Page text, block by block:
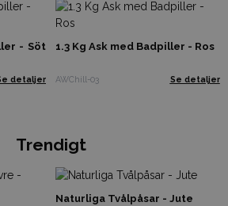
- Söt
detaljer
1.3 Kg Ask med Badpiller - Ros
AWChill-03 Se detaljer
Trendigt
Naturliga Tvålpåsar - Jute